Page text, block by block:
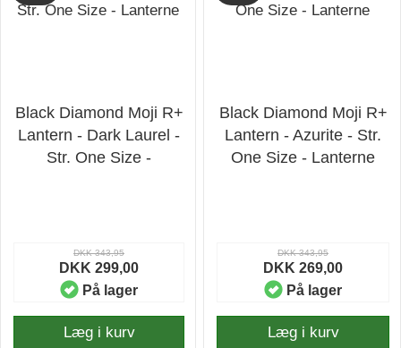
Black Diamond Moji R+
Lantern - Dark Laurel -
Str. One Size -
DKK 343,95
DKK 299,00
På lager
Læg i kurv
Black Diamond Moji R+
Lantern - Azurite - Str.
One Size - Lanterne
DKK 343,95
DKK 269,00
På lager
Læg i kurv